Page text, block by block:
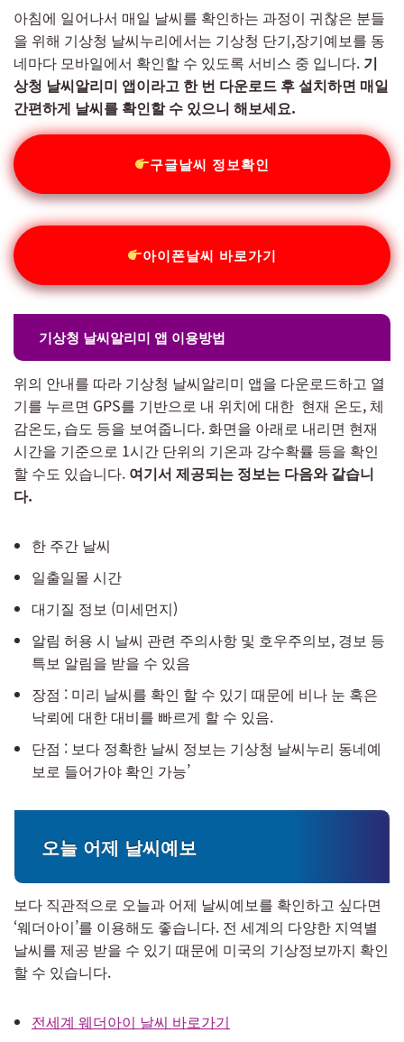
아침에 일어나서 매일 날씨를 확인하는 과정이 귀찮은 분들
을 위해 기상청 날씨누리에서는 기상청 단기,장기예보를 동
네마다 모바일에서 확인할 수 있도록 서비스 중 입니다. 기
상청 날씨알리미 앱이라고 한 번 다운로드 후 설치하면 매일
간편하게 날씨를 확인할 수 있으니 해보세요.
구글날씨 정보확인
아이폰날씨 바로가기
기상청 날씨알리미 앱 이용방법
위의 안내를 따라 기상청 날씨알리미 앱을 다운로드하고 열
기를 누르면 GPS를 기반으로 내 위치에 대한 현재 온도, 체
감온도, 습도 등을 보여줍니다. 화면을 아래로 내리면 현재
시간을 기준으로 1시간 단위의 기온과 강수확률 등을 확인
할 수도 있습니다. 여기서 제공되는 정보는 다음와 같습니
다.
한 주간 날씨
일출일몰 시간
대기질 정보 (미세먼지)
알림 허용 시 날씨 관련 주의사항 및 호우주의보, 경보 등
특보 알림을 받을 수 있음
장점 : 미리 날씨를 확인 할 수 있기 때문에 비나 눈 혹은
낙뢰에 대한 대비를 빠르게 할 수 있음.
단점 : 보다 정확한 날씨 정보는 기상청 날씨누리 동네예
보로 들어가야 확인 가능’
오늘 어제 날씨예보
보다 직관적으로 오늘과 어제 날씨예보를 확인하고 싶다면
‘웨더아이’를 이용해도 좋습니다. 전 세계의 다양한 지역별
날씨를 제공 받을 수 있기 때문에 미국의 기상정보까지 확인
할 수 있습니다.
전세계 웨더아이 날씨 바로가기